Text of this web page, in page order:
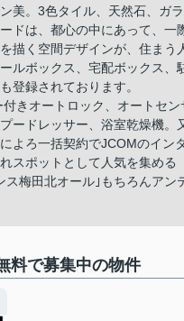
美。3色タイル、天然石、ガ
ドは、都心の中にあって、一
描く空間デザインが、住まう
ボックス、宅配ボックス、
登録されております。
きオートロック、オートセ
ードレッサー、浴室乾燥機
よろ一括契約でJCOMのイン
スポットとして人気を集め
梅田北オール｣もちろんア
料で募集中の物件